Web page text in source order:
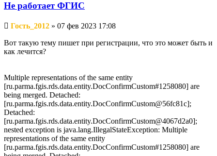
Не работает ФГИС
Непрочитанное
сообщение
Гость_2012 » 07 фев 2023 17:08
Вот такую тему пишет при регистрации, что это может быть и
как лечится?
Multiple representations of the same entity
[ru.parma.fgis.rds.data.entity.DocConfirmCustom#1258080] are
being merged. Detached:
[ru.parma.fgis.rds.data.entity.DocConfirmCustom@56fc81c];
Detached:
[ru.parma.fgis.rds.data.entity.DocConfirmCustom@4067d2a0];
nested exception is java.lang.IllegalStateException: Multiple
representations of the same entity
[ru.parma.fgis.rds.data.entity.DocConfirmCustom#1258080] are